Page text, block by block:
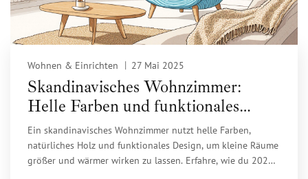
Wohnen & Einrichten 27 Mai 2025
Skandinavisches Wohnzimmer:
Helle Farben und funktionales
Design für mehr Licht und
Gemütlichkeit
Ein skandinavisches Wohnzimmer nutzt helle Farben,
natürliches Holz und funktionales Design, um kleine Räume
größer und wärmer wirken zu lassen. Erfahre, wie du 2025